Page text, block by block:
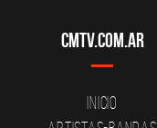
CMTV.com.ar
Inicio